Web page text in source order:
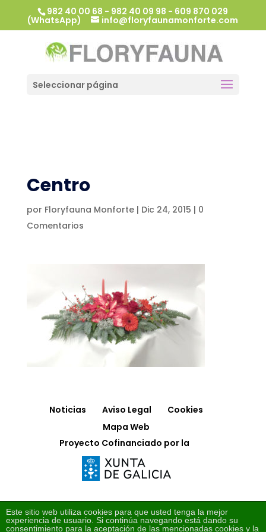
982 40 00 68 - 982 40 09 98 - 609 870 029
(WhatsApp) info@floryfaunamonforte.com
Seleccionar página
Centro
por Floryfauna Monforte| Dic 24, 2015 | 0
Comentarios
Noticias Aviso Legal
Cookies
Mapa Web
Proyecto Cofinanciado por la
Este sitio web utiliza cookies para que usted tenga la mejor
experiencia de usuario. Si continúa navegando está dando su
consentimiento para la aceptación de las mencionadas cookies y la